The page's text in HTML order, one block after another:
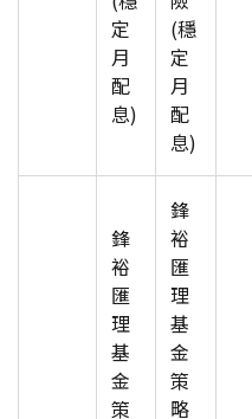
定
月
配
息)
(穩
定
月
配
息)
鋒
裕
匯
理
基
金
策
鋒
裕
匯
理
基
金
策
略